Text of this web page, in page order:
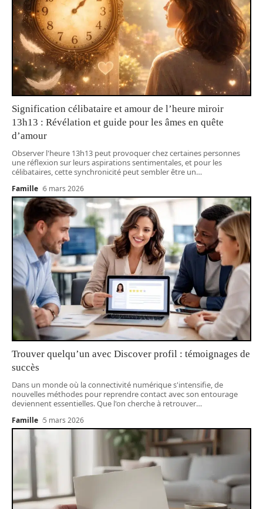
Signification célibataire et amour de l’heure miroir
13h13 : Révélation et guide pour les âmes en quête
d’amour
Observer l'heure 13h13 peut provoquer chez certaines personnes
une réflexion sur leurs aspirations sentimentales, et pour les
célibataires, cette synchronicité peut sembler être un…
Famille 6 mars 2026
Trouver quelqu’un avec Discover profil : témoignages de
succès
Dans un monde où la connectivité numérique s'intensifie, de
nouvelles méthodes pour reprendre contact avec son entourage
deviennent essentielles. Que l'on cherche à retrouver…
Famille 5 mars 2026